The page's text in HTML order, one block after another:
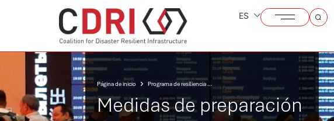
ES
Página de inicio Programa de resiliencia de las infraestructuras de transporte
Medidas de preparación